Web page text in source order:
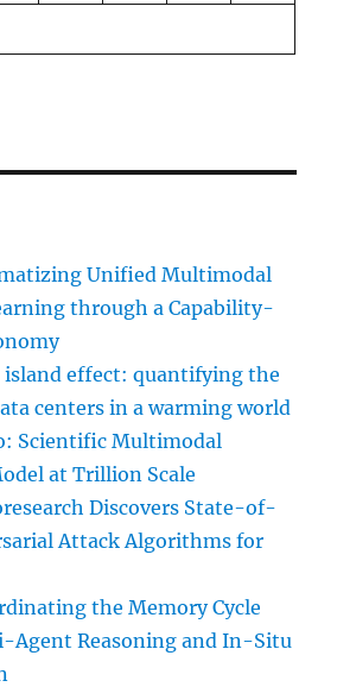
Unified Multimodal
through a Capability-
island effect: quantifying the
centers in a warming world
Scientific Multimodal
at Trillion Scale
Discovers State-of-
Attack Algorithms for
the Memory Cycle
Reasoning and In-Situ